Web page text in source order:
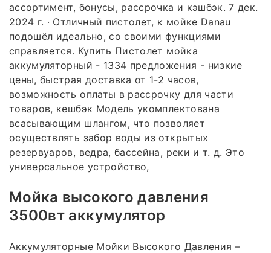
ассортимент, бонусы, рассрочка и кэшбэк. 7 дек.
2024 г. · Отличный пистолет, к мойке Danau
подошёл идеально, со своими функциями
справляется. Купить Пистолет мойка
аккумуляторный - 1334 предложения - низкие
цены, быстрая доставка от 1-2 часов,
возможность оплаты в рассрочку для части
товаров, кешбэк Модель укомплектована
всасывающим шлангом, что позволяет
осуществлять забор воды из открытых
резервуаров, ведра, бассейна, реки и т. д. Это
универсальное устройство,
Мойка высокого давления
3500вт аккумулятор
Аккумуляторные Мойки Высокого Давления –